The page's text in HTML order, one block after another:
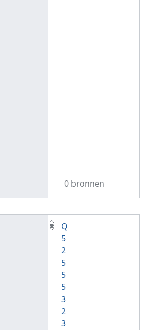
0 bronnen
Q
5
2
5
5
5
3
2
3